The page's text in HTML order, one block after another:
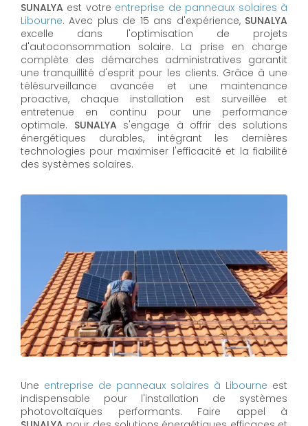
SUNALYA est votre entreprise de panneaux solaires à
Libourne. Avec plus de 15 ans d'expérience, SUNALYA
excelle dans l'optimisation de projets
d'autoconsommation solaire. La prise en charge
complète des démarches administratives garantit
une tranquillité d'esprit pour les clients. Grâce à une
télésurveillance avancée et une maintenance
proactive, chaque installation est surveillée et
entretenue en continu pour une performance
optimale. SUNALYA s'engage à offrir des solutions
énergétiques durables, intégrant les dernières
technologies pour maximiser l'efficacité et la fiabilité
des systèmes solaires.
Une entreprise de panneaux solaires à Libourne est
indispensable pour l'installation de systèmes
photovoltaïques performants. Faire appel à